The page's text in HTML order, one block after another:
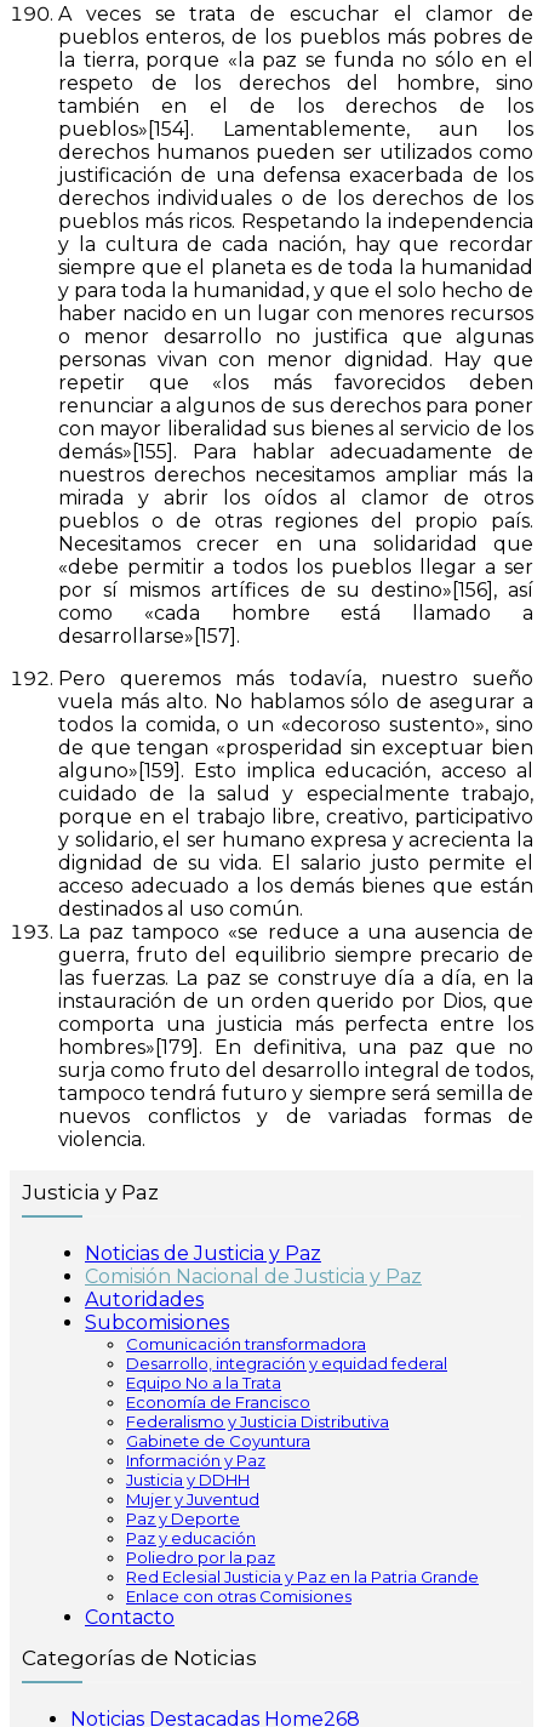
A veces se trata de escuchar el clamor de
pueblos enteros, de los pueblos más pobres de
la tierra, porque «la paz se funda no sólo en el
respeto de los derechos del hombre, sino
también en el de los derechos de los
pueblos»[154]. Lamentablemente, aun los
derechos humanos pueden ser utilizados como
justificación de una defensa exacerbada de los
derechos individuales o de los derechos de los
pueblos más ricos. Respetando la independencia
y la cultura de cada nación, hay que recordar
siempre que el planeta es de toda la humanidad
y para toda la humanidad, y que el solo hecho de
haber nacido en un lugar con menores recursos
o menor desarrollo no justifica que algunas
personas vivan con menor dignidad. Hay que
repetir que «los más favorecidos deben
renunciar a algunos de sus derechos para poner
con mayor liberalidad sus bienes al servicio de los
demás»[155]. Para hablar adecuadamente de
nuestros derechos necesitamos ampliar más la
mirada y abrir los oídos al clamor de otros
pueblos o de otras regiones del propio país.
Necesitamos crecer en una solidaridad que
«debe permitir a todos los pueblos llegar a ser
por sí mismos artífices de su destino»[156], así
como «cada hombre está llamado a
desarrollarse»[157].
Pero queremos más todavía, nuestro sueño
vuela más alto. No hablamos sólo de asegurar a
todos la comida, o un «decoroso sustento», sino
de que tengan «prosperidad sin exceptuar bien
alguno»[159]. Esto implica educación, acceso al
cuidado de la salud y especialmente trabajo,
porque en el trabajo libre, creativo, participativo
y solidario, el ser humano expresa y acrecienta la
dignidad de su vida. El salario justo permite el
acceso adecuado a los demás bienes que están
destinados al uso común.
La paz tampoco «se reduce a una ausencia de
guerra, fruto del equilibrio siempre precario de
las fuerzas. La paz se construye día a día, en la
instauración de un orden querido por Dios, que
comporta una justicia más perfecta entre los
hombres»[179]. En definitiva, una paz que no
surja como fruto del desarrollo integral de todos,
tampoco tendrá futuro y siempre será semilla de
nuevos conflictos y de variadas formas de
violencia.
Justicia y Paz
Noticias de Justicia y Paz
Comisión Nacional de Justicia y Paz
Autoridades
Subcomisiones
Comunicación transformadora
Desarrollo, integración y equidad federal
Equipo No a la Trata
Economía de Francisco
Federalismo y Justicia Distributiva
Gabinete de Coyuntura
Información y Paz
Justicia y DDHH
Mujer y Juventud
Paz y Deporte
Paz y educación
Poliedro por la paz
Red Eclesial Justicia y Paz en la Patria Grande
Enlace con otras Comisiones
Contacto
Categorías de Noticias
Noticias Destacadas Home268